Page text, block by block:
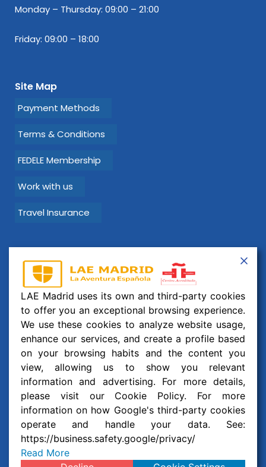
Monday – Thursday: 09:00 – 21:00
Friday: 09:00 – 18:00
Site Map
Payment Methods
Terms & Conditions
FEDELE Membership
Work with us
Travel Insurance
Email:
info@laemadrid.com
Phone: (+34) 912 19 69 91
Address:Calle Montesa 35, esc. izquierda, 2 izquierda.
28006 Madrid, España
Follow us
F
a
c
e
b
o
o
k
I
n
s
t
a
g
r
a
Y
o
u
t
b
W
h
a
t
s
a
p
© 2026 Business and Language College Spain S.L | All
Rights Reserved
Legal notice,Privacy policyandCookie Policy
LAE Madrid uses its own and third-party cookies
to offer you an exceptional browsing experience.
We use these cookies to analyze website usage,
enhance our services, and create a profile based
on your browsing habits and the content you
view, allowing us to show you relevant
information and advertising. For more details,
please visit our Cookie Policy. For more
information on how Google's third-party cookies
operate and handle your data. See:
https://business.safety.google/privacy/
Read More